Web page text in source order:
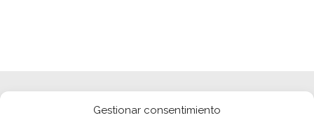
Gestionar consentimiento